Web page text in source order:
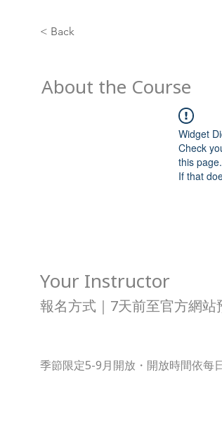
< Back
About the Course
Widget
Check
this page.
If that
Your Instructor
報名方式｜7天前至官方網站
季節限定5-9月開放・開放時間依每